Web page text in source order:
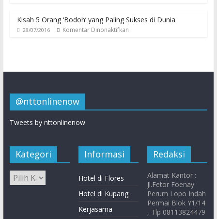
Kisah 5 Orang ‘Bodoh’ yang Paling Sukses di Dunia
28/07/2016 Komentar Dinonaktifkan
@nttonlinenow
Tweets by nttonlinenow
Kategori Informasi
Hotel di Flores
Hotel di Kupang
Kerjasama
Redaksi
Alamat Kantor :
Jl.Fetor Foenay
Perum Lopo Indah
Permai Blok Y1/14
, Tlp 08113824479